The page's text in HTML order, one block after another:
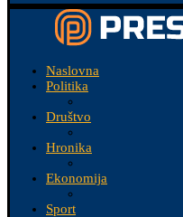
Naslovna
Politika
Društvo
Hronika
Ekonomija
Sport